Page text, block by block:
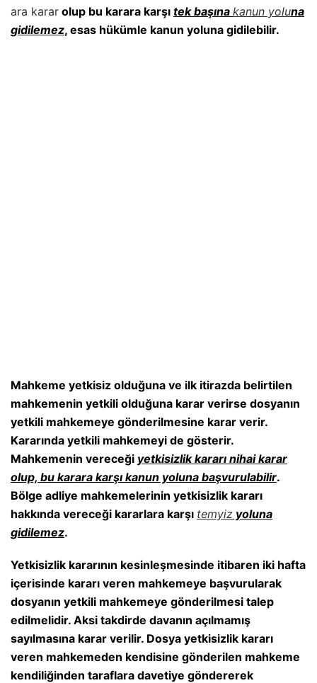
ara karar olup bu karara karşı tek başına kanun yoluna
gidilemez, esas hükümle kanun yoluna gidilebilir.
Mahkeme yetkisiz olduğuna ve ilk itirazda belirtilen
mahkemenin yetkili olduğuna karar verirse dosyanın
yetkili mahkemeye gönderilmesine karar verir.
Kararında yetkili mahkemeyi de gösterir.
Mahkemenin vereceği yetkisizlik kararı nihai karar
olup, bu karara karşı kanun yoluna başvurulabilir.
Bölge adliye mahkemelerinin yetkisizlik kararı
hakkında vereceği kararlara karşı temyiz yoluna
gidilemez.
Yetkisizlik kararının kesinleşmesinde itibaren iki hafta
içerisinde kararı veren mahkemeye başvurularak
dosyanın yetkili mahkemeye gönderilmesi talep
edilmelidir. Aksi takdirde davanın açılmamış
sayılmasına karar verilir. Dosya yetkisizlik kararı
veren mahkemeden kendisine gönderilen mahkeme
kendiliğinden taraflara davetiye göndererek